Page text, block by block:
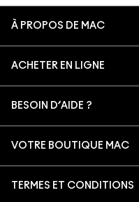
À PROPOS DE MAC
NOS MAQUILLEURS
ACHETER EN LIGNE
S’ABONNER AUX E-MAILS
BESOIN D’AIDE ?
FAQ
VOTRE BOUTIQUE MAC
SERVICES DE MAQUILLAGE
TERMES ET CONDITIONS